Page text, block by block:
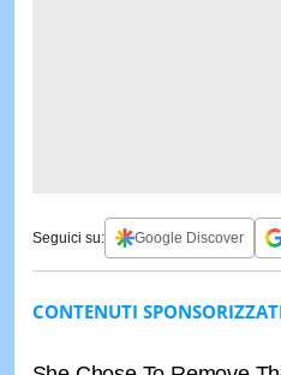
Seguici su: Google Discover